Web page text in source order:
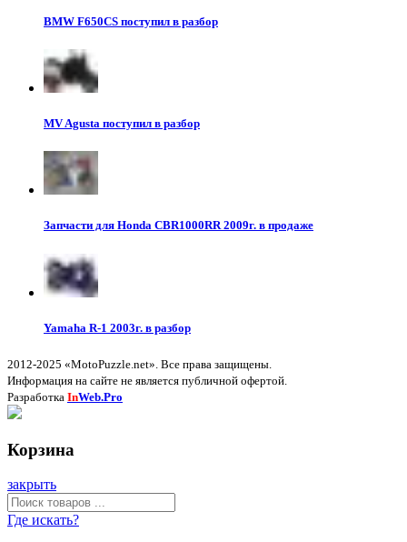
BMW F650CS поступил в разбор
MV Agusta поступил в разбор
Запчасти для Honda CBR1000RR 2009г. в продаже
Yamaha R-1 2003г. в разбор
2012-2025 «MotoPuzzle.net». Все права защищены.
Информация на сайте не является публичной офертой.
Разработка InWeb.Pro
Корзина
закрыть
Где искать?